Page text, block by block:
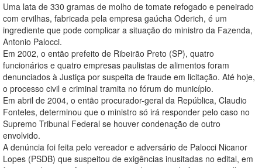
Uma lata de 330 gramas de molho de tomate refogado e peneirado
com ervilhas, fabricada pela empresa gaúcha Oderich, é um
ingrediente que pode complicar a situação do ministro da Fazenda,
Antonio Palocci.
Em 2002, o então prefeito de Ribeirão Preto (SP), quatro
funcionários e quatro empresas paulistas de alimentos foram
denunciados à Justiça por suspeita de fraude em licitação. Até hoje,
o processo civil e criminal tramita no fórum do município.
Em abril de 2004, o então procurador-geral da República, Claudio
Fonteles, determinou que o ministro só irá responder pelo caso no
Supremo Tribunal Federal se houver condenação de outro
envolvido.
A denúncia foi feita pelo vereador e adversário de Palocci Nicanor
Lopes (PSDB) que suspeitou de exigências inusitadas no edital, em